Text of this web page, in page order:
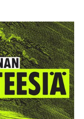
teknologia siihen.
että se oli